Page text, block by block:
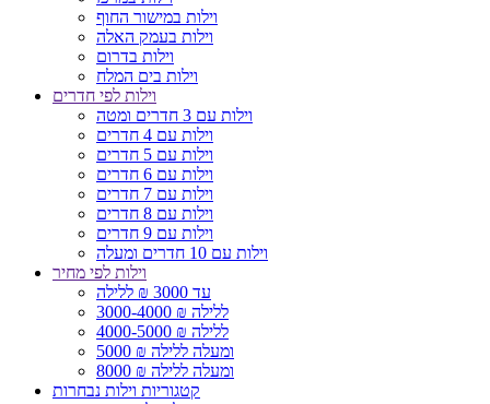
וילות במישור החוף
וילות בעמק האלה
וילות בדרום
וילות בים המלח
וילות לפי חדרים
וילות עם 3 חדרים ומטה
וילות עם 4 חדרים
וילות עם 5 חדרים
וילות עם 6 חדרים
וילות עם 7 חדרים
וילות עם 8 חדרים
וילות עם 9 חדרים
וילות עם 10 חדרים ומעלה
וילות לפי מחיר
עד 3000 ₪ ללילה
3000-4000 ₪ ללילה
4000-5000 ₪ ללילה
5000 ₪ ומעלה ללילה
8000 ₪ ומעלה ללילה
קטגוריות וילות נבחרות